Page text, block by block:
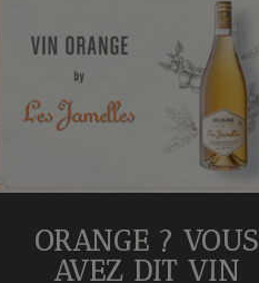
ORANGE ? VOUS
AVEZ DIT VIN